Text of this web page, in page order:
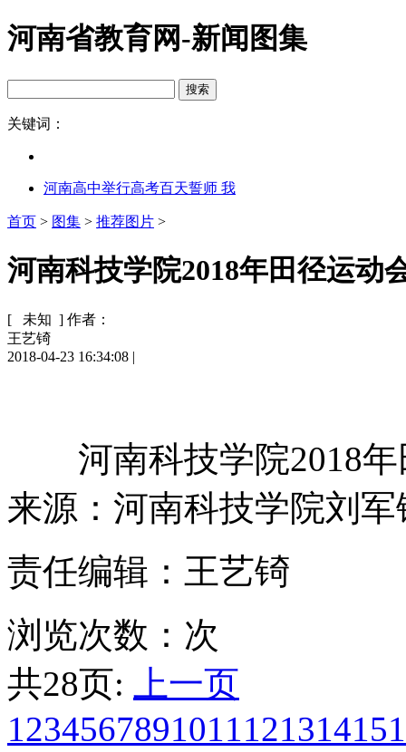
河南省教育网-新闻图集
关键词：
河南高中举行高考百天誓师 我
首页 > 图集 > 推荐图片 >
河南科技学院2018年田径运动
[ 未知 ] 作者：
王艺锜
2018-04-23 16:34:08 |
河南科技学院2018年
来源：河南科技学院刘军
责任编辑：王艺锜
浏览次数： 次
共28页:
上一页
123456789101112131415